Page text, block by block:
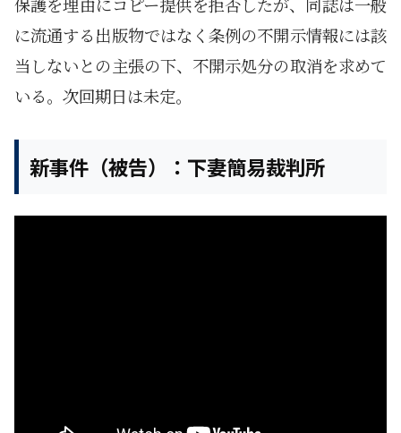
に流通する出版物ではなく条例の不開示情報には該
当しないとの主張の下、不開示処分の取消を求めて
いる。次回期日は未定。
新事件（被告）：下妻簡易裁判所